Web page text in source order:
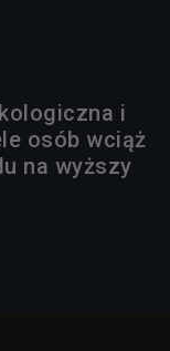
i
osób wciąż
na wyższy